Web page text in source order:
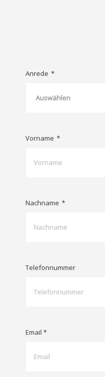
Anrede *
Vorname *
Nachname *
Telefonnummer
Email *